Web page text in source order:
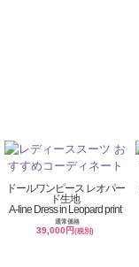
ドールワンピース レオパー
ド生地
A-line Dress in Leopard print
通常価格
39,000円(税別)